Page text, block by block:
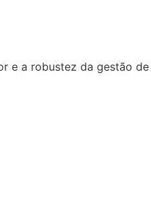
e a robustez da gestão